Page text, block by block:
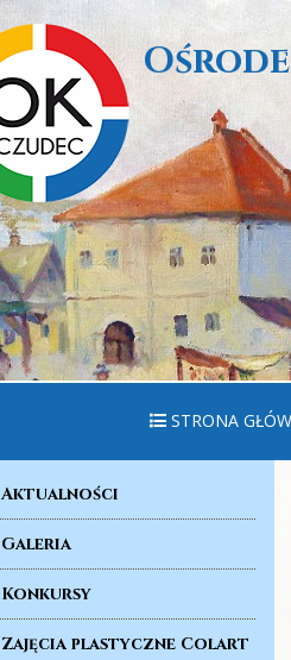
STRONA
Aktualności
Galeria
Konkursy
Zajęcia plastyczne Colart